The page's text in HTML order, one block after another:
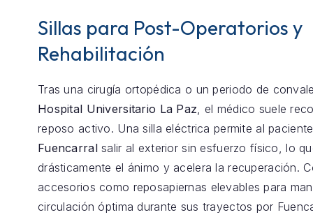
Sillas para Post-Operatorios y
Rehabilitación
Tras una cirugía ortopédica o un periodo de
Hospital Universitario La Paz, el médico suele
reposo activo. Una silla eléctrica permite al
Fuencarralsalir al exterior sin esfuerzo físico, lo
drásticamente el ánimo y acelera la recuperación.
accesorios como reposapiernas elevables para
circulación óptima durante sus trayectos por